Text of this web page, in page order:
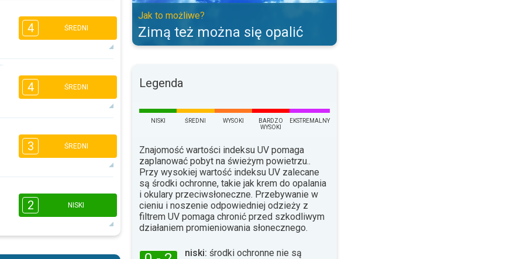
4 ŚREDNI
1
16:00
4 ŚREDNI
1
16:00
3 ŚREDNI
16:00
2 NISKI
Jak to możliwe?
Zimą też można się opalić
Legenda
NISKI ŚREDNI WYSOKI
BARDZO
WYSOKI
EKSTREMALNY
Znajomość wartości indeksu UV pomaga
zaplanować pobyt na świeżym powietrzu..
Przy wysokiej wartość indeksu UV zalecane
są środki ochronne, takie jak krem do opalania
i okulary przeciwsłoneczne. Przebywanie w
cieniu i noszenie odpowiedniej odzieży z
filtrem UV pomaga chronić przed szkodliwym
działaniem promieniowania słonecznego.
niski: środki ochronne nie są